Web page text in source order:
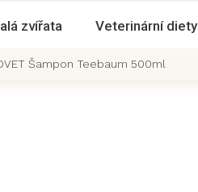
zvířata Veterinární diety
Šampon Teebaum 500ml